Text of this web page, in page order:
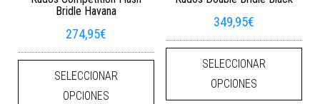
Bridle Havana
274,95€
SELECCIONAR
OPCIONES
Este producto tiene múltiples
349,95€
SELECCIONAR
OPCIONES